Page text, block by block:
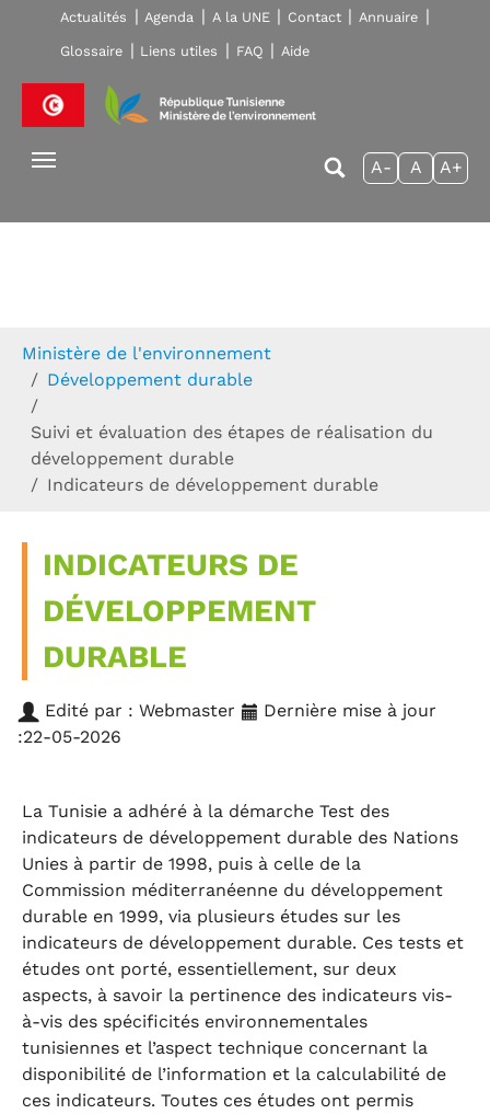
Skip to main navigation
Aller au contenu principal
Skip to page footer
Actualités Agenda A la UNE Contact Annuaire
Glossaire Liens utiles FAQ Aide
A- A A+
Ministère de l'environnement
Développement durable
Suivi et évaluation des étapes de réalisation du
développement durable
Indicateurs de développement durable
INDICATEURS DE
DÉVELOPPEMENT
DURABLE
Edité par : Webmaster
Dernière mise à jour
:22-05-2026
La Tunisie a adhéré à la démarche Test des
indicateurs de développement durable des Nations
Unies à partir de 1998, puis à celle de la
Commission méditerranéenne du développement
durable en 1999, via plusieurs études sur les
indicateurs de développement durable. Ces tests et
études ont porté, essentiellement, sur deux
aspects, à savoir la pertinence des indicateurs vis-
à-vis des spécificités environnementales
tunisiennes et l’aspect technique concernant la
disponibilité de l’information et la calculabilité de
ces indicateurs. Toutes ces études ont permis